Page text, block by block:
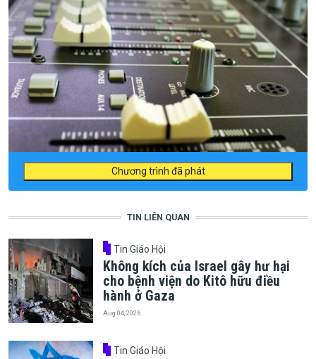
Chương trình đã phát
TIN LIÊN QUAN
Tin Giáo Hội
Không kích của Israel gây hư hại
cho bệnh viện do Kitô hữu điều
hành ở Gaza
Aug 04, 2026
Tin Giáo Hội